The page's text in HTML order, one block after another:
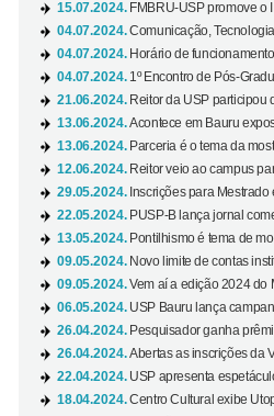
15.07.2024. FMBRU-USP promove o
04.07.2024.Comunicação,
04.07.2024. Horário de
04.07.2024. 1º Encontro de Pós-
21.06.2024. Reitor da USP participou
13.06.2024.Acontece em Bauru
13.06.2024. Parceria é o tema da
12.06.2024. Reitor veio ao campus
29.05.2024. Inscrições para
22.05.2024. PUSP-B lança jornal
13.05.2024. Pontilhismo é tema de
09.05.2024. Novo limite de contas
09.05.2024.Vem aí a edição 2024 do
06.05.2024. USP Bauru lança
26.04.2024. Pesquisador ganha
26.04.2024.Abertas as inscrições da
22.04.2024. USP apresenta
18.04.2024.Centro Cultural exibe